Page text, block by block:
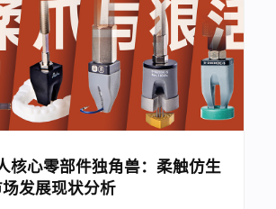
心技术、跨行业落地能力，成为2026
部件融资浪潮中......
核心零部件独角兽：柔触仿生
发展现状分析